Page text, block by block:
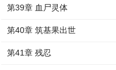
第39章 血尸灵体
第40章 筑基果出世
第41章 残忍